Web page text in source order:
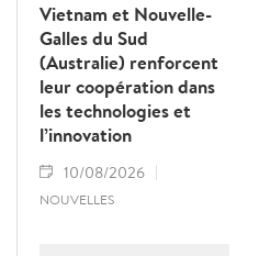
Vietnam et Nouvelle-
Galles du Sud
(Australie) renforcent
leur coopération dans
les technologies et
l’innovation
10/08/2026
NOUVELLES